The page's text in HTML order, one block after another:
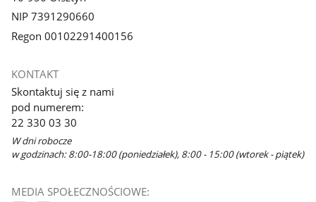
NIP 7391290660
Regon 00102291400156
KONTAKT
Skontaktuj się z nami
pod numerem:
22 330 03 30
W dni robocze
w godzinach: 8:00-18:00 (poniedziałek), 8:00 - 15:00 (wtorek - piątek)
MEDIA SPOŁECZNOŚCIOWE: